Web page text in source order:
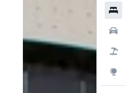
سيارات
حزم العروض
استكشاف